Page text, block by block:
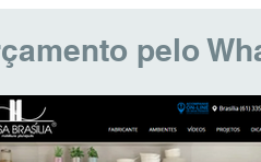
pelo